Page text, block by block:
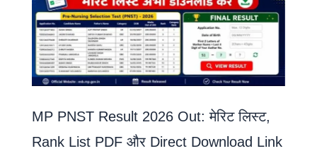
MP PNST Result 2026 Out: मेरिट लिस्ट,
Rank List PDF और Direct Download Link